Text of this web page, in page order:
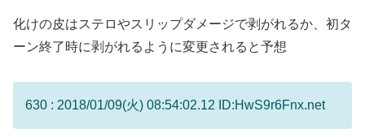
化けの皮はステロやスリップダメージで剥がれるか、初タ
ーン終了時に剥がれるように変更されると予想
630 : 2018/01/09(火) 08:54:02.12 ID:HwS9r6Fnx.net